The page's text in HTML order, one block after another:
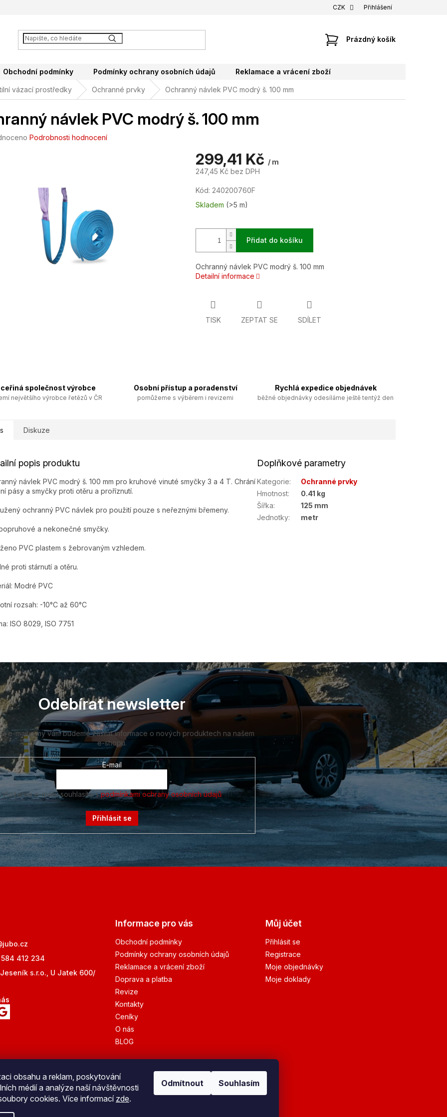
obsahu a reklam, poskytování
médií a analýze naší návštěvnosti
cookies. Více informací zde.
Odmítnout Souhlasím
CZK Přihlášení
NÁKUPNÍ
Prázdný košík
Obchodní podmínky Podmínky ochrany osobních údajů Reklamace a vrácení zboží
vázací prostředky Ochranné prvky Ochranný návlek PVC modrý š. 100 mm
návlek PVC modrý š. 100 mm
Podrobnosti hodnocení
299,41 Kč / m
247,45 Kč bez DPH
Měrná
cena:
Kód: 240200760F
Skladem (>5 m)
Přidat do košíku
Ochranný návlek PVC modrý š. 100 mm
Detailní informace
TISK ZEPTAT SE SDÍLET
společnost výrobce
největšího výrobce řetězů v ČR
Osobní přístup a poradenství
pomůžeme s výběrem i revizemi
Rychlá expedice objednávek
běžné objednávky odesíláme ještě tentýž den
Diskuze
popis produktu
návlek PVC modrý š. 100 mm pro kruhové vinuté smyčky 3 a 4 T. Chrání
pásy a smyčky proti otěru a proříznutí.
ochranný PVC návlek pro použití pouze s neřeznými břemeny.
a nekonečné smyčky.
PVC plastem s žebrovaným vzhledem.
proti stárnutí a otěru.
Modré PVC
rozsah: -10°C až 60°C
ISO 8029, ISO 7751
Doplňkové parametry
Kategorie:
Ochranné prvky
Hmotnost:
0.41 kg
Šířka:
125 mm
Jednotky: metr
Odebírat newsletter
e-mail a my vám budeme zasílat informace o nových produktech na našem
e-shopu.
E-mail
Vložením e-mailu souhlasíte spodmínkami ochrany osobních údajů
Přihlásit se
jubo.cz
412 234
s.r.o., U Jatek 600/
Informace pro vás
Obchodní podmínky
Podmínky ochrany osobních údajů
Reklamace a vrácení zboží
Doprava a platba
Revize
Kontakty
Ceníky
O nás
BLOG
Můj účet
Přihlásit se
Registrace
Moje objednávky
Moje doklady
Bezpečná platba